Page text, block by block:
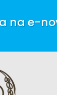
na e-